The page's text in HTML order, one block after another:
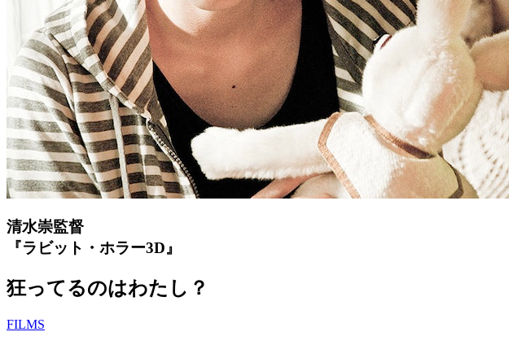
清水崇監督
『ラビット・ホラー3D』
狂ってるのはわたし？
FILMS